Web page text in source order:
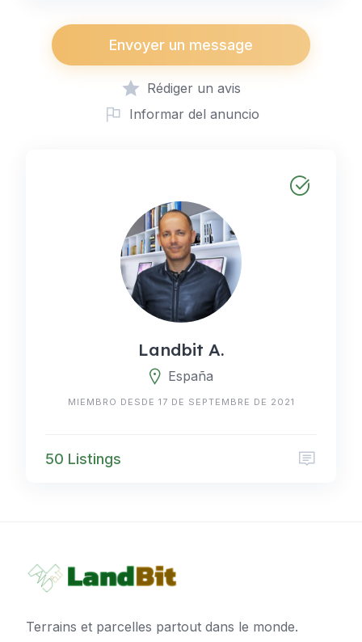
Envoyer un message
Rédiger un avis
Informar del anuncio
Landbit A.
España
MIEMBRO DESDE 17 DE SEPTEMBRE DE 2021
50 Listings
Terrains et parcelles partout dans le monde.